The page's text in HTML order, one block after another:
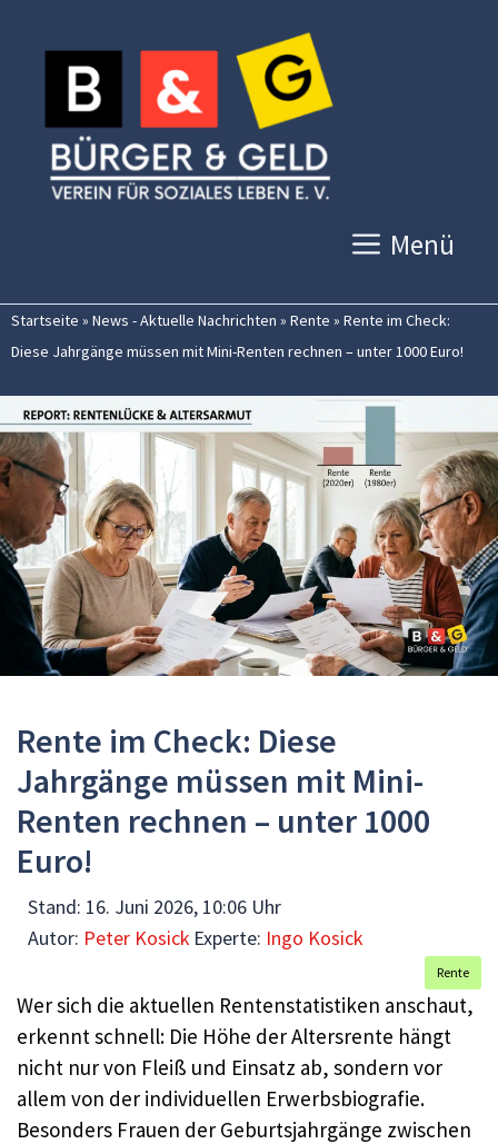
Inhalt
springen
Menü
Startseite » News - Aktuelle Nachrichten » Rente » Rente im Check:
Diese Jahrgänge müssen mit Mini-Renten rechnen – unter 1000 Euro!
Rente im Check: Diese
Jahrgänge müssen mit Mini-
Renten rechnen – unter 1000
Euro!
Stand: 16. Juni 2026, 10:06 Uhr
Autor: Peter Kosick Experte: Ingo Kosick
Rente
Wer sich die aktuellen Rentenstatistiken anschaut,
erkennt schnell: Die Höhe der Altersrente hängt
nicht nur von Fleiß und Einsatz ab, sondern vor
allem von der individuellen Erwerbsbiografie.
Besonders Frauen der Geburtsjahrgänge zwischen